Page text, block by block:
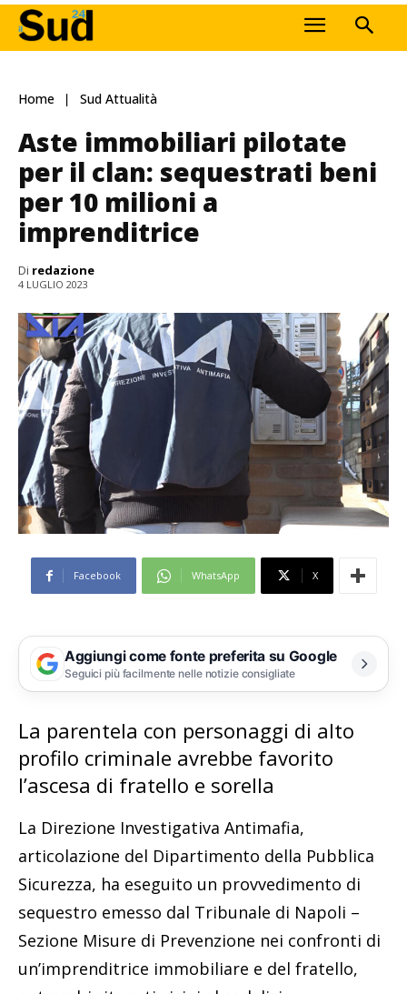
Home Sud Attualità
Aste immobiliari pilotate
per il clan: sequestrati beni
per 10 milioni a
imprenditrice
Di redazione
4 LUGLIO 2023
Facebook WhatsApp X
Aggiungi come fonte preferita su Google
Seguici più facilmente nelle notizie consigliate
La parentela con personaggi di alto
profilo criminale avrebbe favorito
l’ascesa di fratello e sorella
La Direzione Investigativa Antimafia,
articolazione del Dipartimento della Pubblica
Sicurezza, ha eseguito un provvedimento di
sequestro emesso dal Tribunale di Napoli –
Sezione Misure di Prevenzione nei confronti di
un’imprenditrice immobiliare e del fratello,